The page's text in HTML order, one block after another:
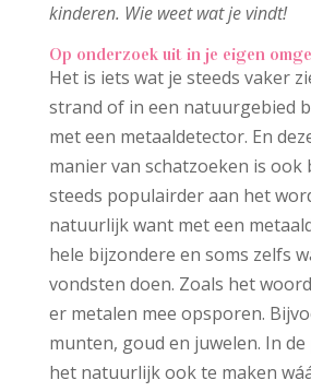
kinderen. Wie weet wat je vindt!
Op onderzoek uit in je eigen
Het is iets wat je steeds vaker
strand of in een natuurgebied
met een metaaldetector. En
manier van schatzoeken is ook
steeds populairder aan het
natuurlijk want met een
hele bijzondere en soms zelfs
vondsten doen. Zoals het
er metalen mee opsporen.
munten, goud en juwelen. In
het natuurlijk ook te maken